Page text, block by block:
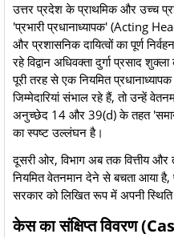
​उत्तर प्रदेश के प्राथमिक और उच्च
'प्रभारी प्रधानाध्यापक' (Acting
और प्रशासनिक दायित्वों का पूर्ण
रहे विद्वान अधिवक्ता दुर्गा प्रसाद
पूरी तरह से एक नियमित
जिम्मेदारियां संभाल रहे हैं, तो उन्हें
अनुच्छेद 14 और 39(d) के तहत 'समान
का स्पष्ट उल्लंघन है।
​दूसरी ओर, विभाग अब तक वित्तीय और
नियमित वेतनमान देने से बचता आया
सरकार को लिखित रूप में अपनी स्थिति
​केस का संक्षिप्त विवरण